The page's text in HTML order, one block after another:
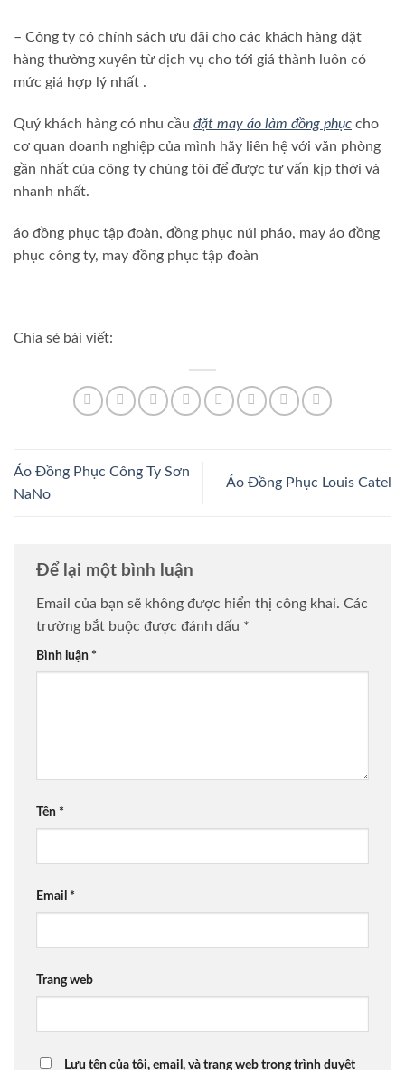
– Công ty có chính sách ưu đãi cho các khách hàng đặt
hàng thường xuyên từ dịch vụ cho tới giá thành luôn có
mức giá hợp lý nhất .
Quý khách hàng có nhu cầu đặt may áo làm đồng phục cho
cơ quan doanh nghiệp của mình hãy liên hệ với văn phòng
gần nhất của công ty chúng tôi để được tư vấn kịp thời và
nhanh nhất.
áo đồng phục tập đoàn, đồng phục núi pháo, may áo đồng
phục công ty, may đồng phục tập đoàn
Chia sẻ bài viết:
Áo Đồng Phục Công Ty Sơn
NaNo
Áo Đồng Phục Louis Catel
Để lại một bình luận
Email của bạn sẽ không được hiển thị công khai. Các
trường bắt buộc được đánh dấu *
Bình luận *
Tên *
Email *
Trang web
Lưu tên của tôi, email, và trang web trong trình duyệt